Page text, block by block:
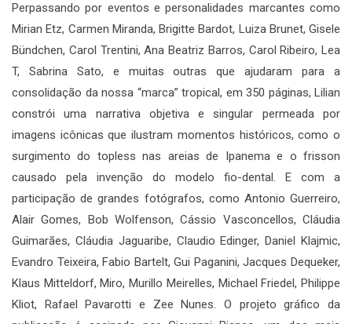
Perpassando por eventos e personalidades marcantes como
Mirian Etz, Carmen Miranda, Brigitte Bardot, Luiza Brunet, Gisele
Bündchen, Carol Trentini, Ana Beatriz Barros, Carol Ribeiro, Lea
T, Sabrina Sato, e muitas outras que ajudaram para a
consolidação da nossa “marca” tropical, em 350 páginas, Lilian
constrói uma narrativa objetiva e singular permeada por
imagens icônicas que ilustram momentos históricos, como o
surgimento do topless nas areias de Ipanema e o frisson
causado pela invenção do modelo fio-dental. E com a
participação de grandes fotógrafos, como Antonio Guerreiro,
Alair Gomes, Bob Wolfenson, Cássio Vasconcellos, Cláudia
Guimarães, Cláudia Jaguaribe, Claudio Edinger, Daniel Klajmic,
Evandro Teixeira, Fabio Bartelt, Gui Paganini, Jacques Dequeker,
Klaus Mitteldorf, Miro, Murillo Meirelles, Michael Friedel, Philippe
Kliot, Rafael Pavarotti e Zee Nunes. O projeto gráfico da